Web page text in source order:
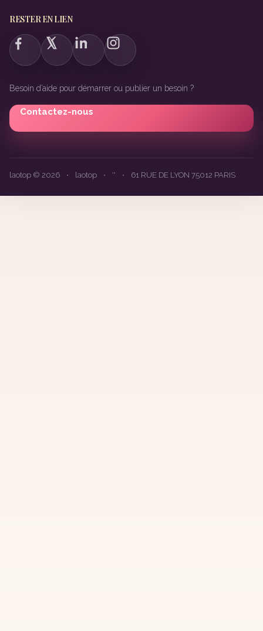
RESTER EN LIEN
Besoin d’aide pour démarrer ou publier un besoin ?
Contactez-nous
laotop © 2026 • laotop • '' • 61 RUE DE LYON 75012 PARIS